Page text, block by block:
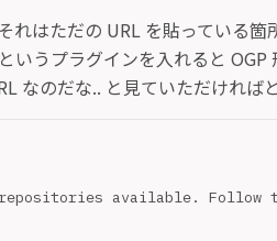
れはただの URL を貼っている箇
というプラグインを入れると OGP
なのだな.. と見ていただければと
available. Follow